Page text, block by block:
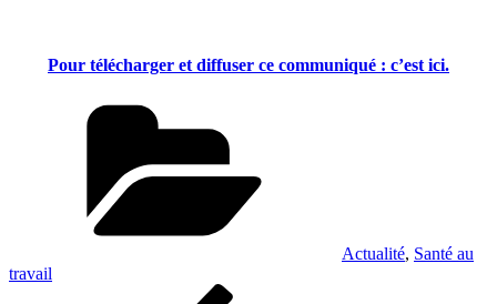
Pour télécharger et diffuser ce communiqué : c’est ici.
Actualité, Santé au
travail